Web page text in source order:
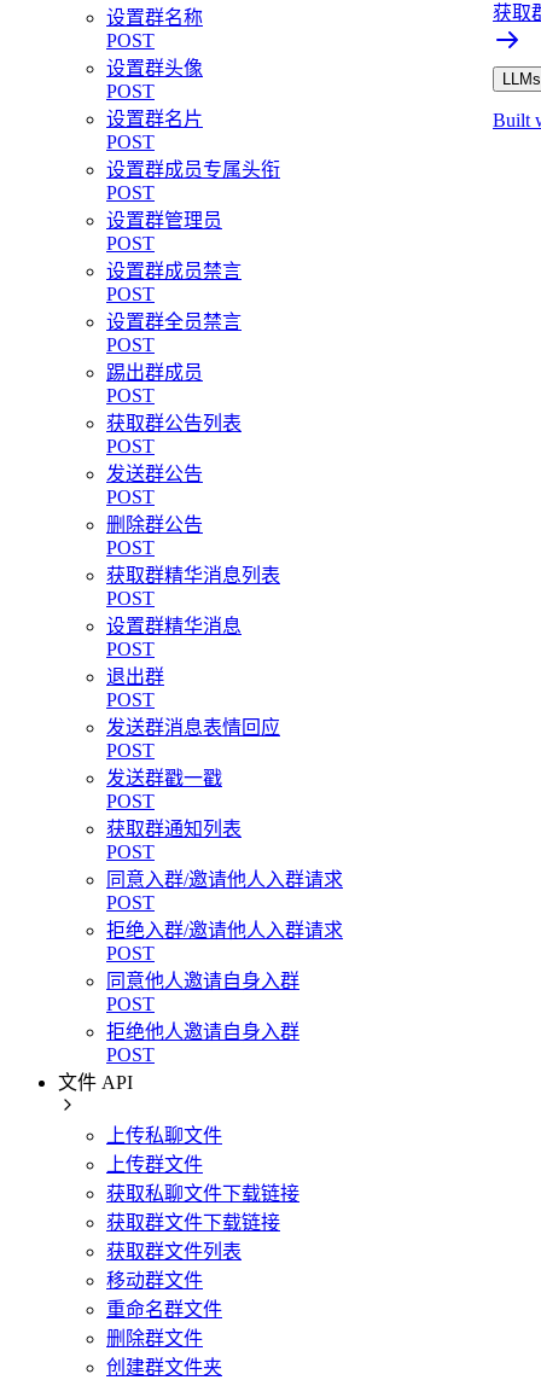
设置群名称
POST
设置群头像
POST
设置群名片
POST
设置群成员专属头衔
POST
设置群管理员
POST
设置群成员禁言
POST
设置群全员禁言
POST
踢出群成员
POST
获取群公告列表
POST
发送群公告
POST
删除群公告
POST
获取群精华消息列表
POST
设置群精华消息
POST
退出群
POST
发送群消息表情回应
POST
发送群戳一戳
POST
获取群通知列表
POST
同意入群/邀请他人入群请求
POST
拒绝入群/邀请他人入群请求
POST
同意他人邀请自身入群
POST
拒绝他人邀请自身入群
POST
文件 API
上传私聊文件
上传群文件
获取私聊文件下载链接
获取群文件下载链接
获取群文件列表
移动群文件
重命名群文件
删除群文件
创建群文件夹
获取
Built